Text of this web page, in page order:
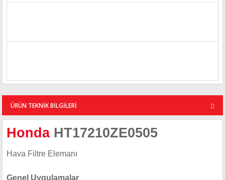
ÜRÜN TEKNİK BİLGİLERİ
Honda HT17210ZE0505
Hava Filtre Elemanı
Genel Uygulamalar